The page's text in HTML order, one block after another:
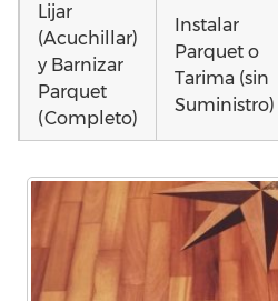
Lijar
(Acuchillar)
y Barnizar
Parquet
(Completo)
Instalar
Parquet o
Tarima (sin
Suministro)
parquet o
Tarima
Local
Comercial
parquet o
Tarima
Vivienda
(Completa)